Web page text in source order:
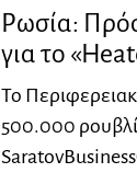
Ρωσία:
για το
Το
500.000